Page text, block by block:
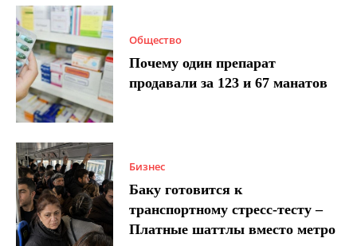
Общество
Почему один препарат
продавали за 123 и 67 манатов
Бизнес
Баку готовится к
транспортному стресс-тесту –
Платные шаттлы вместо метро